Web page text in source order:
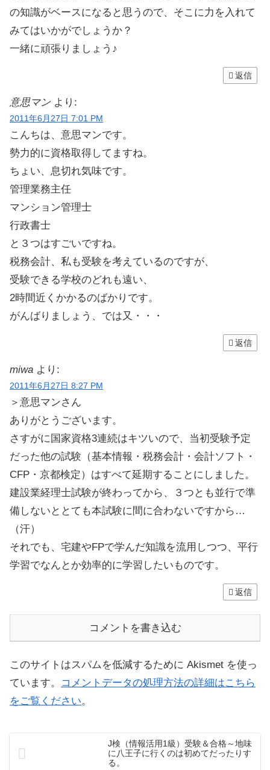
の知識がベースになると思うので、そこに力を入れて
みてはいかがでしょうか？
一緒に頑張りましょう♪
返信
意思マン より:
2011年6月27日 7:01 PM
こんちは、意思マンです。
勢力的に資格取得してますね。
ちょい、息切れ気味です。
管理業務主任
マンション管理士
行政書士
と３つはすごいですね。
税務会計、私も受験を考えているのですが、
受験できる学校のどれも遠い、
2時間近くかかるのばかりです。
がんばりましょう、では又・・・
返信
miwa より:
2011年6月27日 8:27 PM
＞意思マンさん
ありがとうございます。
さすがに国家資格3連続はキツいので、当初受験予定
だった他の試験（基本情報・税務会計・会計ソフト・
CFP・京都検定）はすべて延期することにしました。
建設業経理士試験が終わってから、３つとも並行で準
備しないととても本試験に間に合わないですから…
（汗）
それでも、宅建やFPで学んだ知識を流用しつつ、平行
学習でなんとか効率的に学習したいものです。
返信
コメントを書き込む
このサイトはスパムを低減するために Akismet を使っ
ています。
コメントデータの処理方法の詳細はこちら
をご覧ください。
J検（情報活用1級）受験＆合格～地味
に八王子に行くのは初めてだったりす
る。